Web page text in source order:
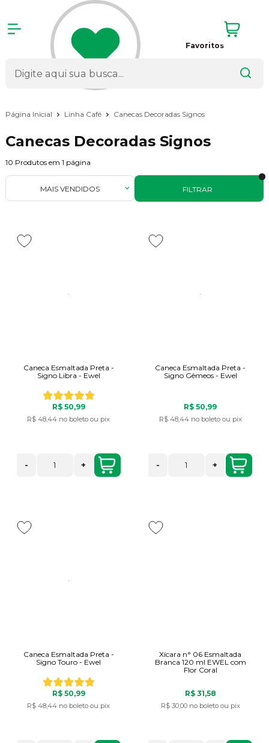
Favoritos
Página Inicial Linha Café Canecas Decoradas Signos
Canecas Decoradas Signos
10 Produtos em 1 página
FILTRAR
MAIS VENDIDOS
Caneca Esmaltada Preta -
Signo Libra - Ewel
R$ 50,99
R$ 48,44 no boleto ou pix
- +
Caneca Esmaltada Preta -
Signo Gêmeos - Ewel
R$ 50,99
R$ 48,44 no boleto ou pix
- +
Caneca Esmaltada Preta -
Signo Touro - Ewel
R$ 50,99
R$ 48,44 no boleto ou pix
Xícara n° 06 Esmaltada
Branca 120 ml EWEL com
Flor Coral
R$ 31,58
R$ 30,00 no boleto ou pix